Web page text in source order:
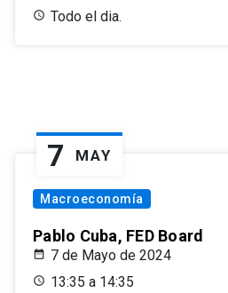
Todo el dia.
7 MAY
Macroeconomía
Pablo Cuba, FED Board
7 de Mayo de 2024
13:35 a 14:35